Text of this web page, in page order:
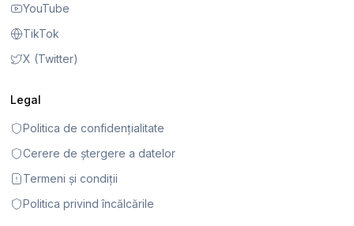
YouTube
TikTok
X (Twitter)
Legal
Politica de confidențialitate
Cerere de ștergere a datelor
Termeni și condiții
Politica privind încălcările